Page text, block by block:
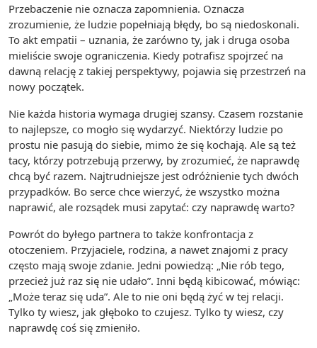
Przebaczenie nie oznacza zapomnienia. Oznacza
zrozumienie, że ludzie popełniają błędy, bo są niedoskonali.
To akt empatii – uznania, że zarówno ty, jak i druga osoba
mieliście swoje ograniczenia. Kiedy potrafisz spojrzeć na
dawną relację z takiej perspektywy, pojawia się przestrzeń na
nowy początek.
Nie każda historia wymaga drugiej szansy. Czasem rozstanie
to najlepsze, co mogło się wydarzyć. Niektórzy ludzie po
prostu nie pasują do siebie, mimo że się kochają. Ale są też
tacy, którzy potrzebują przerwy, by zrozumieć, że naprawdę
chcą być razem. Najtrudniejsze jest odróżnienie tych dwóch
przypadków. Bo serce chce wierzyć, że wszystko można
naprawić, ale rozsądek musi zapytać: czy naprawdę warto?
Powrót do byłego partnera to także konfrontacja z
otoczeniem. Przyjaciele, rodzina, a nawet znajomi z pracy
często mają swoje zdanie. Jedni powiedzą: „Nie rób tego,
przecież już raz się nie udało”. Inni będą kibicować, mówiąc:
„Może teraz się uda”. Ale to nie oni będą żyć w tej relacji.
Tylko ty wiesz, jak głęboko to czujesz. Tylko ty wiesz, czy
naprawdę coś się zmieniło.